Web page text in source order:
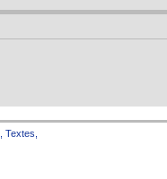
Textes